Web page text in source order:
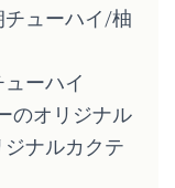
ューハイ/柚
ーハイ
のオリジナル
ナルカクテ